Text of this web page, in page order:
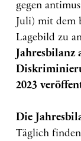
gegen
Juli) mit dem
Lagebild zu
2023
Die
Täglich